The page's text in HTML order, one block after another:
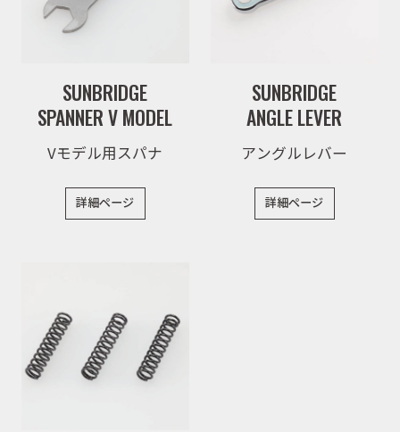
取扱ブランド
SUNBRIDGE
SPANNER V MODEL
Vモデル用スパナ
詳細ページ
SUNBRIDGE
ANGLE LEVER
アングルレバー
詳細ページ